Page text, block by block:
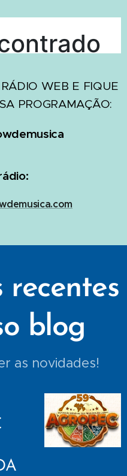
WEB E FIQUE
PROGRAMAÇÃO:
recentes
blog
as novidades!